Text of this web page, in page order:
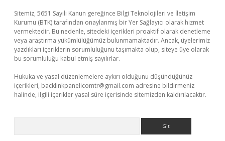
Sitemiz, 5651 Sayılı Kanun gereğince Bilgi Teknolojileri ve İletişim
Kurumu (BTK) tarafından onaylanmış bir Yer Sağlayıcı olarak hizmet
vermektedir. Bu nedenle, sitedeki içerikleri proaktif olarak denetleme
veya araştırma yükümlülüğümüz bulunmamaktadır. Ancak, üyelerimiz
yazdıkları içeriklerin sorumluluğunu taşımakta olup, siteye üye olarak
bu sorumluluğu kabul etmiş sayılırlar.
Hukuka ve yasal düzenlemelere aykırı olduğunu düşündüğünüz
içerikleri, backlinkpanelicomtr@gmail.com adresine bildirmeniz
halinde, ilgili içerikler yasal süre içerisinde sitemizden kaldırılacaktır.